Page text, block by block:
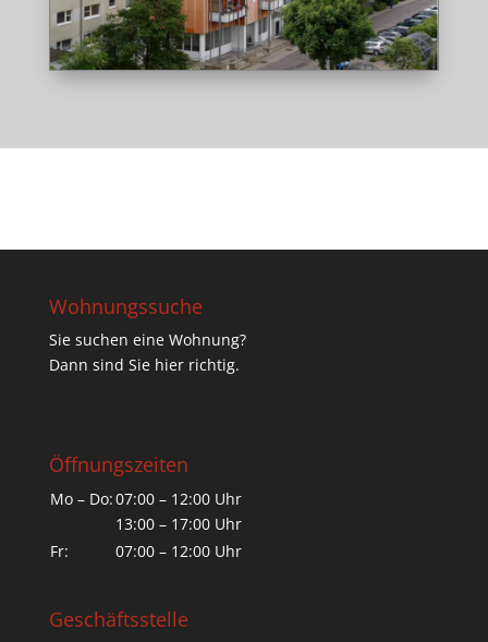
Wohnungssuche
Sie suchen eine Wohnung?
Dann sind Sie hier richtig.
Öffnungszeiten
Mo – Do:07:00 – 12:00 Uhr
13:00 – 17:00 Uhr
Fr:
07:00 – 12:00 Uhr
Geschäftsstelle